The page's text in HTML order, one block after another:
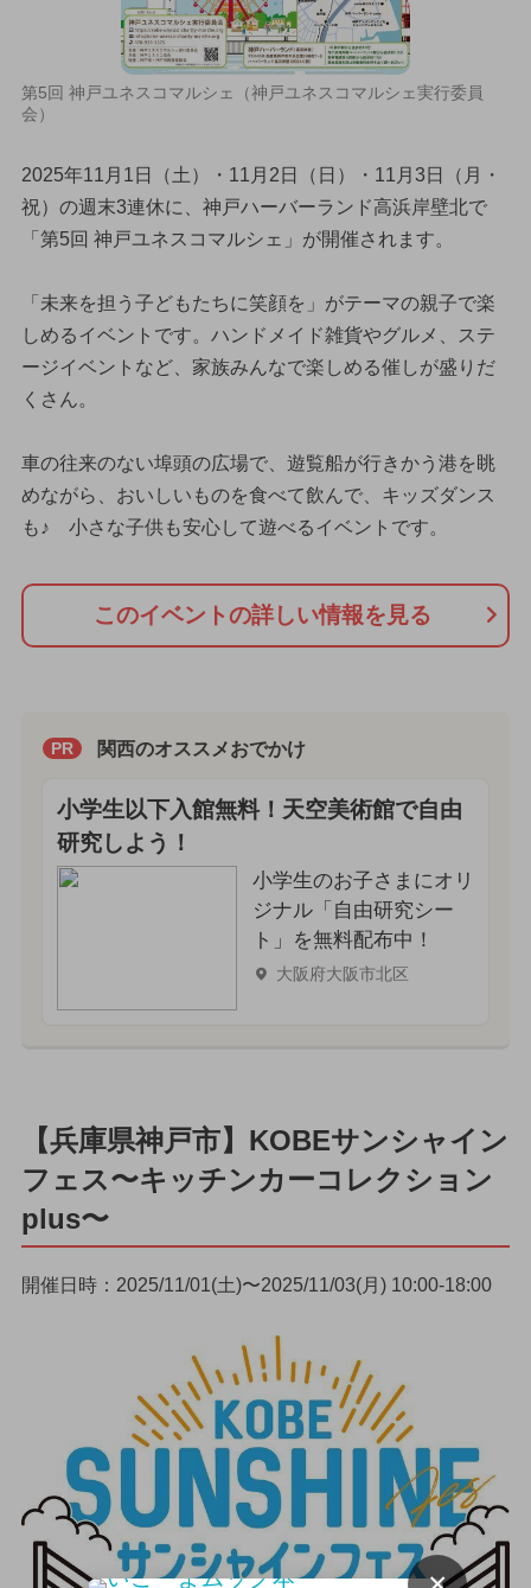
第5回 神戸ユネスコマルシェ（神戸ユネスコマルシェ実行委員
会）
2025年11月1日（土）・11月2日（日）・11月3日（月・
祝）の週末3連休に、神戸ハーバーランド高浜岸壁北で
「第5回 神戸ユネスコマルシェ」が開催されます。
「未来を担う子どもたちに笑顔を」がテーマの親子で楽
しめるイベントです。ハンドメイド雑貨やグルメ、ステ
ージイベントなど、家族みんなで楽しめる催しが盛りだ
くさん。
車の往来のない埠頭の広場で、遊覧船が行きかう港を眺
めながら、おいしいものを食べて飲んで、キッズダンス
も♪ 小さな子供も安心して遊べるイベントです。
このイベントの詳しい情報を見る
PR 関西のオススメおでかけ
小学生以下入館無料！天空美術館で自由
研究しよう！
小学生のお子さまにオリ
ジナル「自由研究シー
ト」を無料配布中！
大阪府大阪市北区
【兵庫県神戸市】KOBEサンシャイン
フェス〜キッチンカーコレクション
plus〜
開催日時：2025/11/01(土)〜2025/11/03(月) 10:00-18:00